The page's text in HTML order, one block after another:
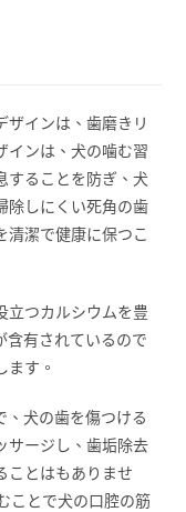
ザインは、歯磨きリ
インは、犬の噛む習
することを防ぎ、犬
除しにくい死角の歯
清潔で健康に保つこ
立つカルシウムを豊
含有されているので
す。
、犬の歯を傷つける
サージし、歯垢除去
ことはもありませ
ことで犬の口腔の筋